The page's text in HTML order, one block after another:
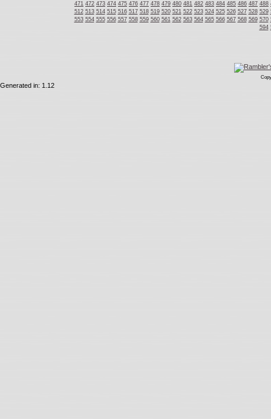
471 472 473 474 475 476 477 478 479 480 481 482 483 484 485 486 487 488
512 513 514 515 516 517 518 519 520 521 522 523 524 525 526 527 528 529
553 554 555 556 557 558 559 560 561 562 563 564 565 566 567 568 569 570
594
Generated in: 1.12